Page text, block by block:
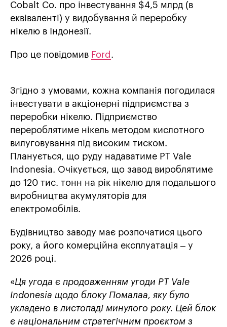
Cobalt Co. про інвестування $4,5 млрд (в
еквіваленті) у видобування й переробку
нікелю в Індонезії.
Про це повідомив Ford .
Згідно з умовами, кожна компанія погодилася
інвестувати в акціонерні підприємства з
переробки нікелю. Підприємство
перероблятиме нікель методом кислотного
вилуговування під високим тиском.
Планується, що руду надаватиме PT Vale
Indonesia. Очікується, що завод вироблятиме
до 120 тис. тонн на рік нікелю для подальшого
виробництва акумуляторів для
електромобілів.
Будівництво заводу має розпочатися цього
року, а його комерційна експлуатація – у
2026 році.
«Ця угода є продовженням угоди PT Vale
Indonesia щодо блоку Помалаа, яку було
укладено в листопаді минулого року. Цей блок
є національним стратегічним проєктом з